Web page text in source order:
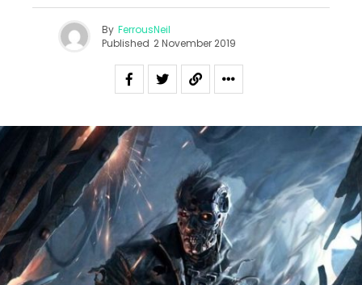
By FerrousNeil
Published 2 November 2019